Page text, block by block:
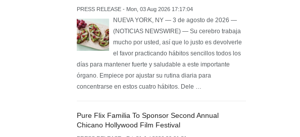
PRESS RELEASE - Mon, 03 Aug 2026 17:17:04
NUEVA YORK, NY — 3 de agosto de 2026 —
(NOTICIAS NEWSWIRE) — Su cerebro trabaja
mucho por usted, así que lo justo es devolverle
el favor practicando hábitos sencillos todos los
días para mantener fuerte y saludable a este importante
órgano. Empiece por ajustar su rutina diaria para
concentrarse en estos cuatro hábitos. Dele …
Pure Flix Familia To Sponsor Second Annual
Chicano Hollywood Film Festival